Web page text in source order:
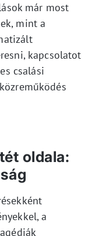
már most
mint a
kapcsolatot
csalási
oldala:
a